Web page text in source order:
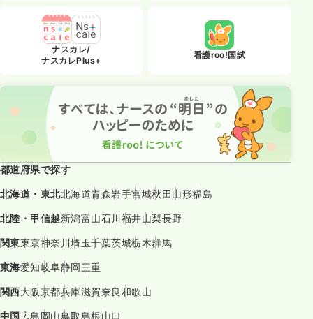
ナスカレ/
ナスカレPlus+
看護roo!国試
都道府県で探す
北海道・東北北海道青森岩手宮城秋田山形福島
北陸・甲信越新潟富山石川福井山梨長野
関東東京神奈川埼玉千葉茨城栃木群馬
東海愛知岐阜静岡三重
関西大阪京都兵庫滋賀奈良和歌山
中国広島岡山鳥取島根山口